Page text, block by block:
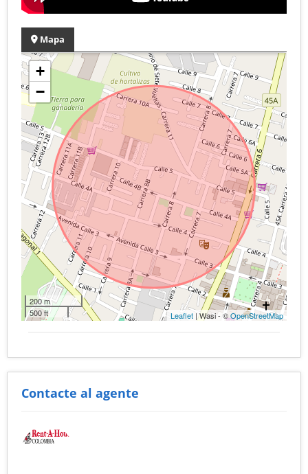
Mapa
+
−
200 m
500 ft
Leaflet | Wasi - ©OpenStreetMap
Contacte al agente